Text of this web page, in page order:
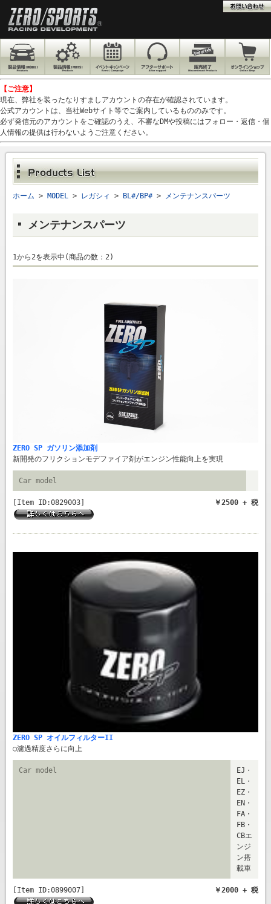
【ご注意】
現在、弊社を装ったなりすましアカウントの存在が確認されています。
公式アカウントは、当社Webサイト等でご案内しているもののみです。
必ず発信元のアカウントをご確認のうえ、不審なDMや投稿にはフォロー・返信・個
人情報の提供は行わないようご注意ください。
ホーム > MODEL> レガシィ > BL#/BP#> メンテナンスパーツ
メンテナンスパーツ
1から2を表示中(商品の数：2)
ZERO SP ガソリン添加剤
新開発のフリクションモデファイア剤がエンジン性能向上を実現
Car model
[Item ID:0829003] ￥2500 + 税
ZERO SP オイルフィルターII
○濾過精度さらに向上
Car model
EJ・
EL・
EZ・
EN・
FA・
FB・
CBエ
ンジ
ン搭
載車
[Item ID:0899007] ￥2000 + 税